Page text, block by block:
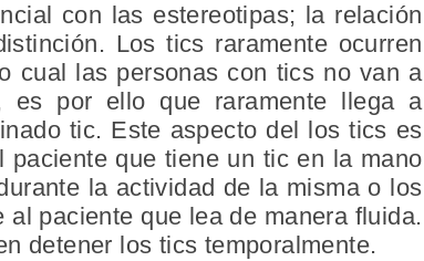
con las estereotipas; la relación
Los tics raramente ocurren
cual las personas con tics no van a
es por ello que raramente llega a
tic. Este aspecto del los tics es
que tiene un tic en la mano
la actividad de la misma o los
paciente que lea de manera fluida.
detener los tics temporalmente.